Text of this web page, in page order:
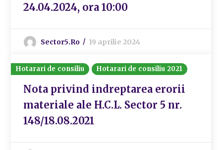
24.04.2024, ora 10:00
Sector5.ro 19 aprilie 2024
Hotarari de consiliu Hotarari de consiliu 2021
Nota privind indreptarea erorii
materiale ale H.C.L. Sector 5 nr.
148/18.08.2021